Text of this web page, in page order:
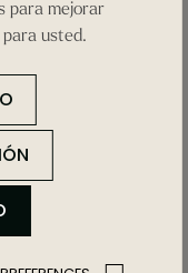
para mejorar
usted.